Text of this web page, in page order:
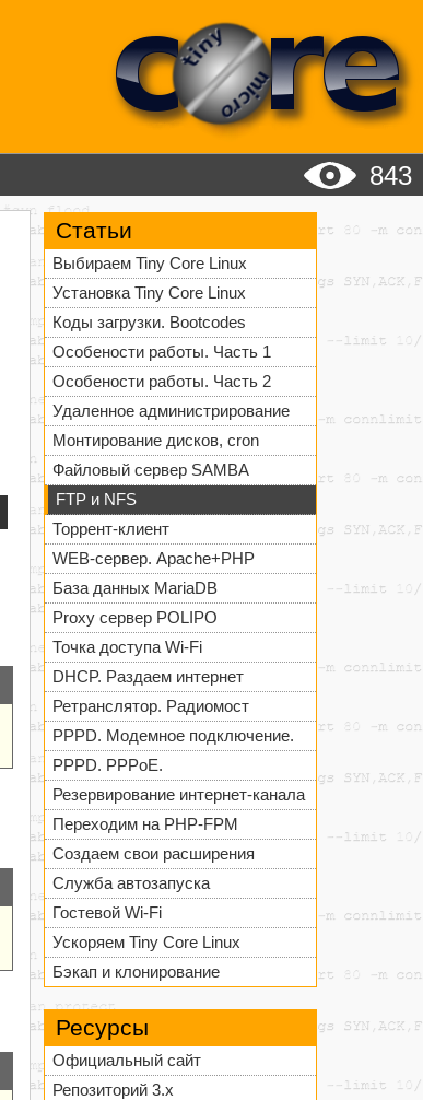
843
Статьи
Выбираем Tiny Core Linux
Установка Tiny Core Linux
Коды загрузки. Bootcodes
Особености работы. Часть 1
Особености работы. Часть 2
Удаленное администрирование
Монтирование дисков, cron
Файловый сервер SAMBA
FTP и NFS
Торрент-клиент
WEB-сервер. Apache+PHP
База данных MariaDB
Proxy сервер POLIPO
Точка доступа Wi-Fi
DHCP. Раздаем интернет
Ретранслятор. Радиомост
PPPD. Модемное подключение.
PPPD. PPPoE.
Резервирование интернет-канала
Переходим на PHP-FPM
Создаем свои расширения
Служба автозапуска
Гостевой Wi-Fi
Ускоряем Tiny Core Linux
Бэкап и клонирование
Ресурсы
Официальный сайт
Репозиторий 3.x